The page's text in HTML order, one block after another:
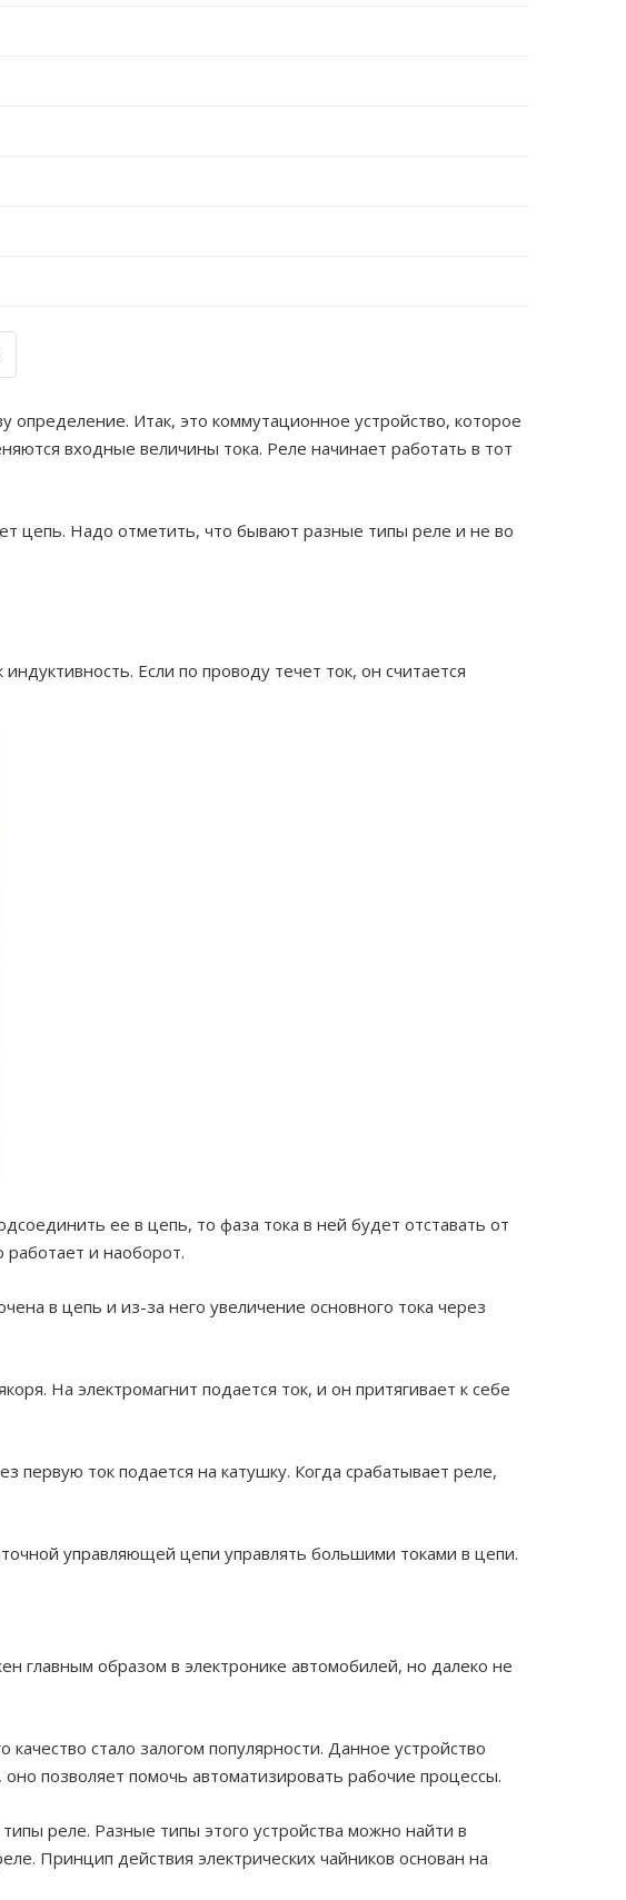
Итак, это коммутационное устройство, которое
входные величины тока. Реле начинает работать в тот
цепь. Надо отметить, что бывают разные типы реле и не во
Если по проводу течет ток, он считается
ее в цепь, то фаза тока в ней будет отставать от
и наоборот.
в цепь и из-за него увеличение основного тока через
На электромагнит подается ток, и он притягивает к себе
первую ток подается на катушку. Когда срабатывает реле,
управляющей цепи управлять большими токами в цепи.
главным образом в электронике автомобилей, но далеко не
стало залогом популярности. Данное устройство
позволяет помочь автоматизировать рабочие процессы.
реле. Разные типы этого устройства можно найти в
Принцип действия электрических чайников основан на